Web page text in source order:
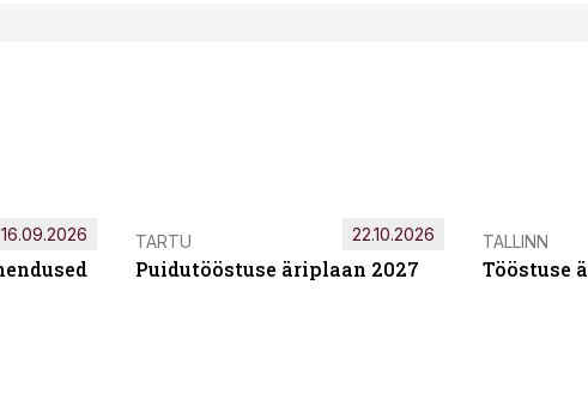
16.09.2026 TARTU
Puidutööstuse äriplaan 2027
22.10.2026 TALLINN
Tööstuse